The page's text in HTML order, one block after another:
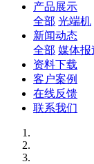
产品展示
全部 光端机
新闻动态
全部 媒体报
资料下载
客户案例
在线反馈
联系我们